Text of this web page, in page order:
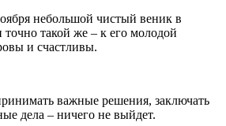
небольшой чистый веник в
точно такой же – к его молодой
и счастливы.
важные решения, заключать
дела – ничего не выйдет.